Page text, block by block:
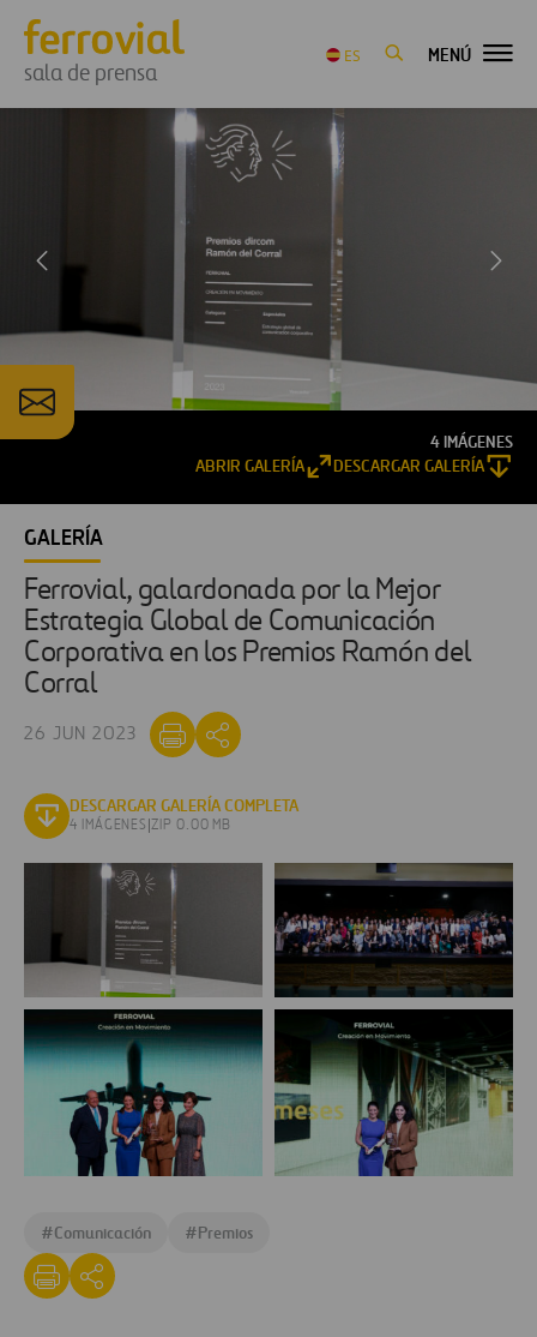
sala de prensa
ES MENÚ
4 IMÁGENES
ABRIR GALERÍA
DESCARGAR GALERÍA
GALERÍA
Ferrovial, galardonada por la Mejor
Estrategia Global de Comunicación
Corporativa en los Premios Ramón del
Corral
26 JUN 2023
DESCARGAR GALERÍA COMPLETA
4 IMÁGENES |ZIP 0.00 MB
MicrosoftTeams-
image
(27)
Foto
familia
Premios
Dircom
2023
2023
#Comunicación #Premios